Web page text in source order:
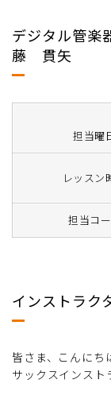
デジタル管
藤 貫矢
担当曜
レッスン
担当コ
インストラク
皆さま、こんにち
サックスインスト